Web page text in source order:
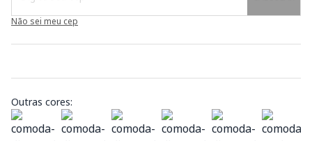
Não sei meu cep
Outras cores: